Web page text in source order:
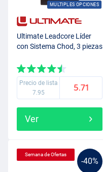
MULTIPLES OPCIONES
Ultimate Leadcore Líder
con Sistema Chod, 3 piezas
Precio de lista
7.95
5.71
Ver
-40%
Semana de Ofertas